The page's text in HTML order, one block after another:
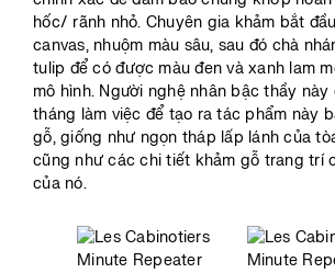
hốc/ rãnh nhỏ. Chuyên gia khảm bắt
canvas, nhuộm màu sâu, sau đó chà
tulip để có được màu đen và xanh lam
mô hình. Người nghệ nhân bậc thầy
tháng làm việc để tạo ra tác phẩm này
gỗ, giống như ngọn tháp lấp lánh của
cũng như các chi tiết khảm gỗ trang trí
của nó.